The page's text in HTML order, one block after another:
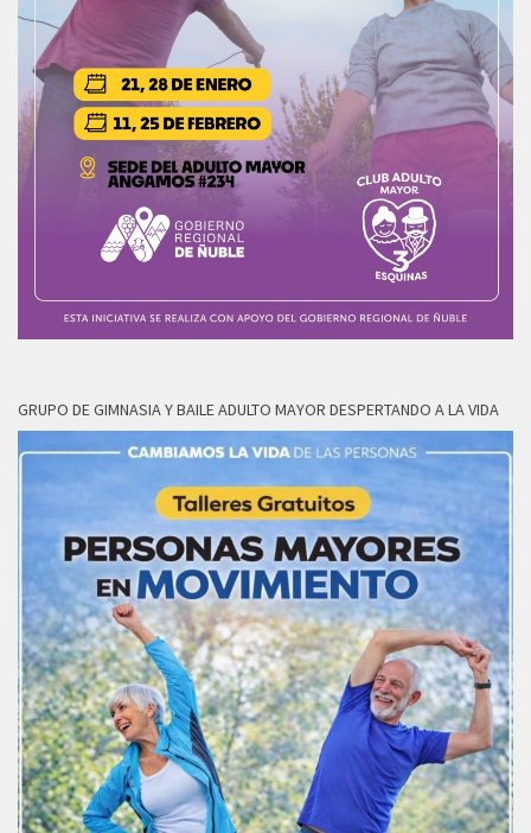
GRUPO DE GIMNASIA Y BAILE ADULTO MAYOR DESPERTANDO A LA VIDA